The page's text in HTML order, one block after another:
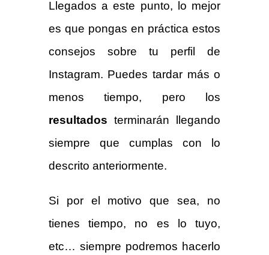
Llegados a este punto, lo mejor
es que pongas en práctica estos
consejos sobre tu perfil de
Instagram. Puedes tardar más o
menos tiempo, pero los
resultados terminarán llegando
siempre que cumplas con lo
descrito anteriormente.
Si por el motivo que sea, no
tienes tiempo, no es lo tuyo,
etc… siempre podremos hacerlo